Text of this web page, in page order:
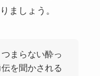
ましょう。
まらない酔っ
を聞かされる